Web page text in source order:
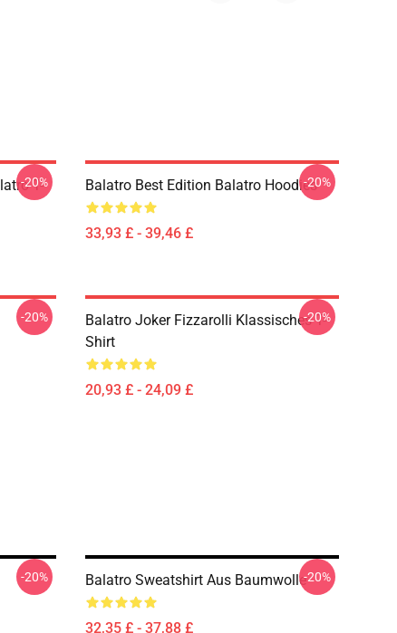
T-
-20% Balatro Best Edition Balatro Hoodies
33,93 £ - 39,46 £
-20%
-20%
Balatro Joker Fizzarolli Klassisches T-
Shirt
20,93 £ - 24,09 £
-20%
-20% Balatro Sweatshirt Aus Baumwolle
32,35 £ - 37,88 £
-20%